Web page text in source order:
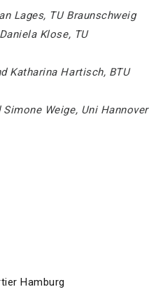
Lages, TU Braunschweig
Klose, TU
Katharina Hartisch, BTU
Weige, Uni Hannover
Hamburg